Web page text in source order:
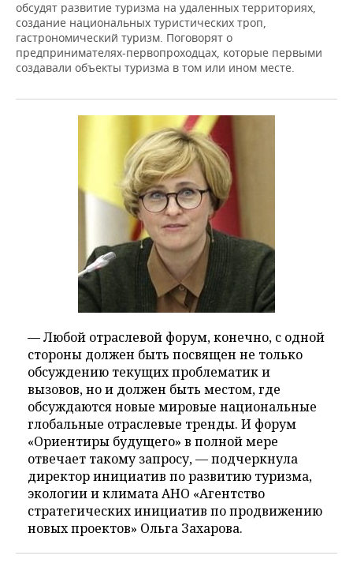
обсудят развитие туризма на удаленных территориях,
создание национальных туристических троп,
гастрономический туризм. Поговорят о
предпринимателях-первопроходцах, которые первыми
создавали объекты туризма в том или ином месте.
— Любой отраслевой форум, конечно, с одной
стороны должен быть посвящен не только
обсуждению текущих проблематик и
вызовов, но и должен быть местом, где
обсуждаются новые мировые национальные
глобальные отраслевые тренды. И форум
«Ориентиры будущего» в полной мере
отвечает такому запросу, — подчеркнула
директор инициатив по развитию туризма,
экологии и климата АНО «Агентство
стратегических инициатив по продвижению
новых проектов» Ольга Захарова.